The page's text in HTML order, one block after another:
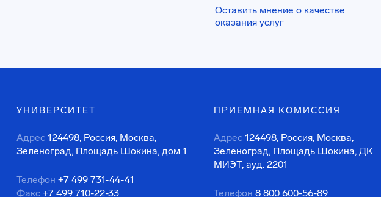
Оставить мнение о качестве
оказания услуг
УНИВЕРСИТЕТ
Адрес 124498, Россия, Москва,
Зеленоград, Площадь Шокина, дом 1
Телефон +7 499 731-44-41
Факс +7 499 710-22-33
ПРИЕМНАЯ КОМИССИЯ
Адрес 124498, Россия, Москва,
Зеленоград, Площадь Шокина, ДК
МИЭТ, ауд. 2201
Телефон 8 800 600-56-89